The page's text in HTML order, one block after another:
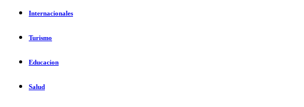
Internacionales
Turismo
Educacion
Salud